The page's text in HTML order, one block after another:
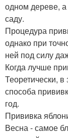
одном дереве, а
саду.
Процедура
однако при
ней под силу
Когда лучше
Теоретически,
способа
год.
Прививка
Весна - самое